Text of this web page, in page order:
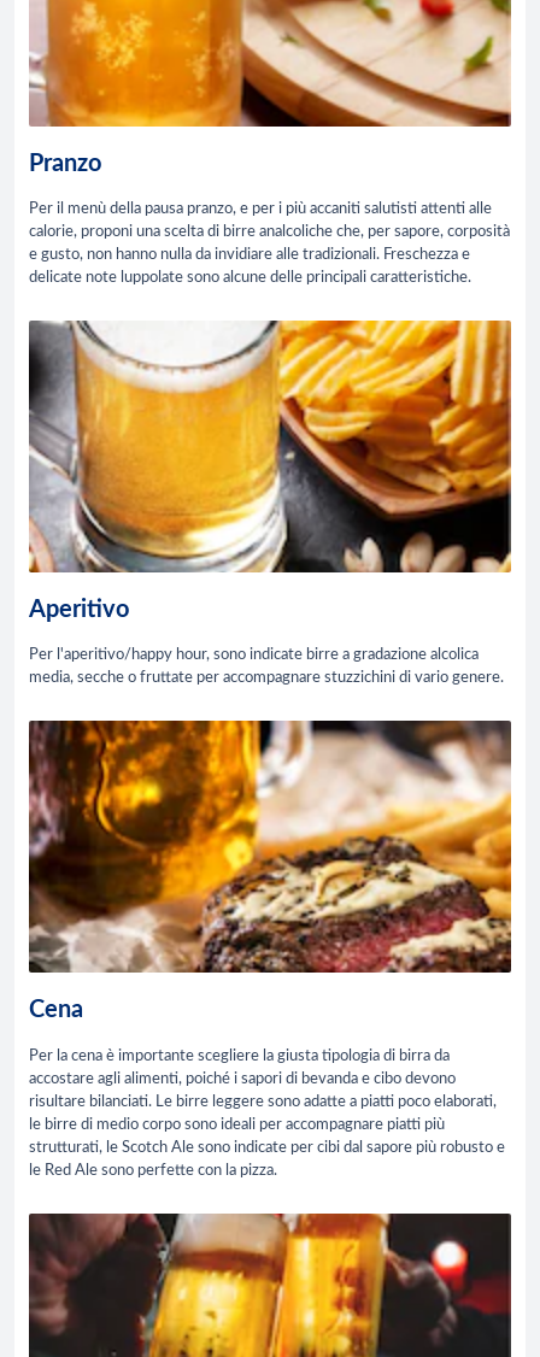
Pranzo
Per il menù della pausa pranzo, e per i più accaniti salutisti attenti alle
calorie, proponi una scelta di birre analcoliche che, per sapore, corposità
e gusto, non hanno nulla da invidiare alle tradizionali. Freschezza e
delicate note luppolate sono alcune delle principali caratteristiche.
Aperitivo
Per l'aperitivo/happy hour, sono indicate birre a gradazione alcolica
media, secche o fruttate per accompagnare stuzzichini di vario genere.
Cena
Per la cena è importante scegliere la giusta tipologia di birra da
accostare agli alimenti, poiché i sapori di bevanda e cibo devono
risultare bilanciati. Le birre leggere sono adatte a piatti poco elaborati,
le birre di medio corpo sono ideali per accompagnare piatti più
strutturati, le Scotch Ale sono indicate per cibi dal sapore più robusto e
le Red Ale sono perfette con la pizza.